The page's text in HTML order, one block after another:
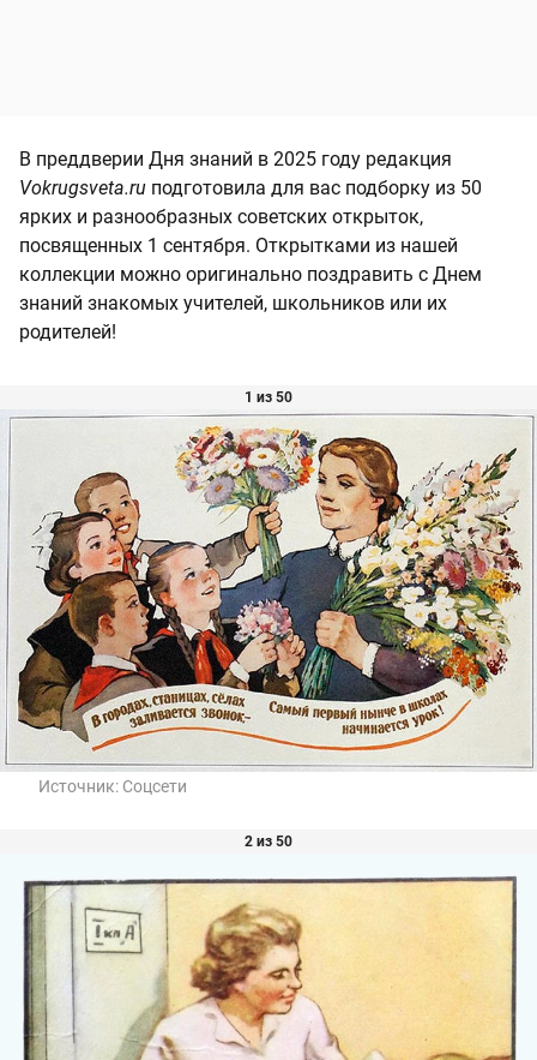
В преддверии Дня знаний в 2025 году редакция
Vokrugsveta.ru подготовила для вас подборку из 50
ярких и разнообразных советских открыток,
посвященных 1 сентября. Открытками из нашей
коллекции можно оригинально поздравить с Днем
знаний знакомых учителей, школьников или их
родителей!
1 из 50
Источник: Соцсети
2 из 50